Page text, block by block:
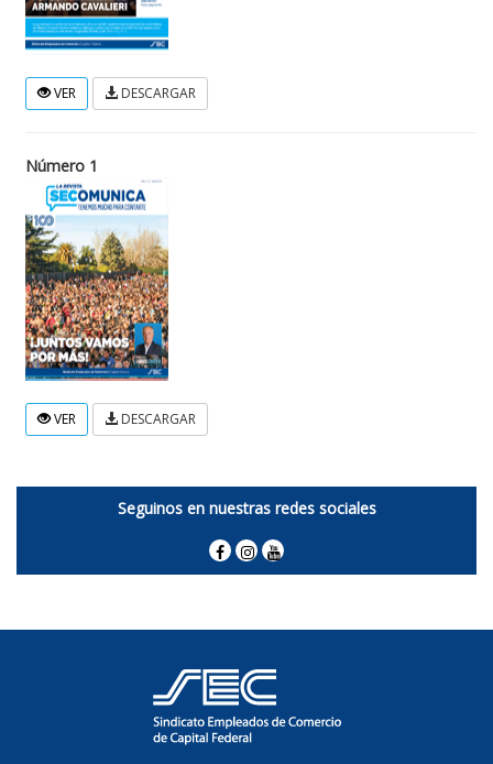
VER DESCARGAR
Número 1
VER DESCARGAR
Seguinos en nuestras redes sociales